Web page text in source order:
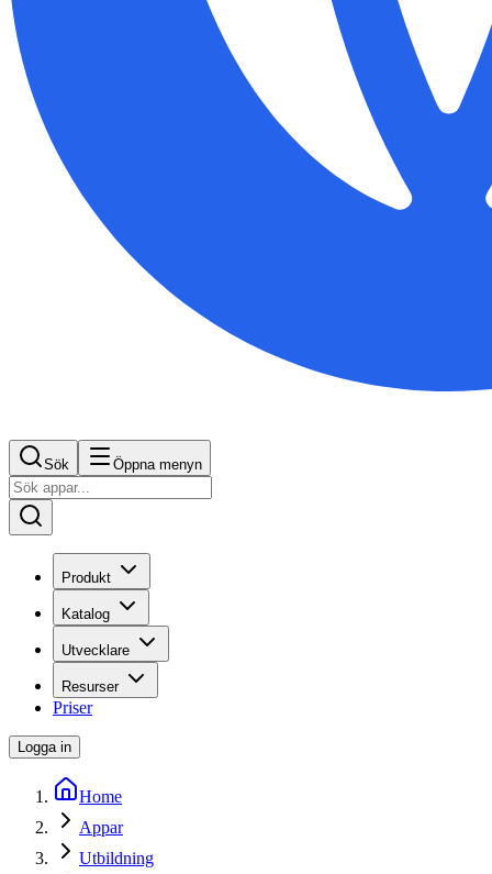
Sök Öppna menyn
Produkt
Katalog
Utvecklare
Resurser
Priser
Logga in
Home
Appar
Utbildning